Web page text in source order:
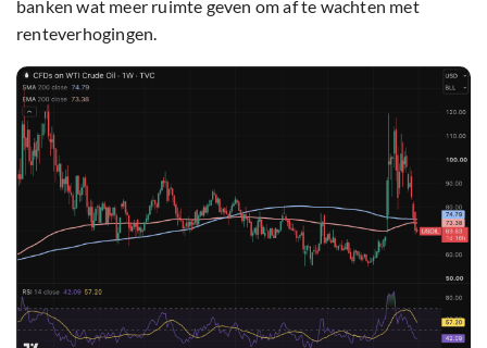
banken wat meer ruimte geven om af te wachten met
renteverhogingen.